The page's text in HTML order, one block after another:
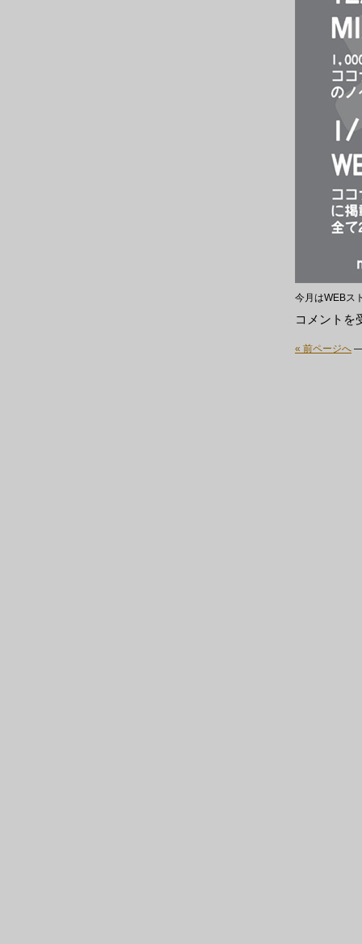
今月はWEBス
CD
荷
コメントを
« 前ページへ